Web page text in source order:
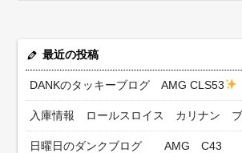
最近の投稿
DANKのタッキーブログ AMG CLS53
入庫情報 ロールスロイス カリナン ブ
日曜日のダンクブログ AMG C43